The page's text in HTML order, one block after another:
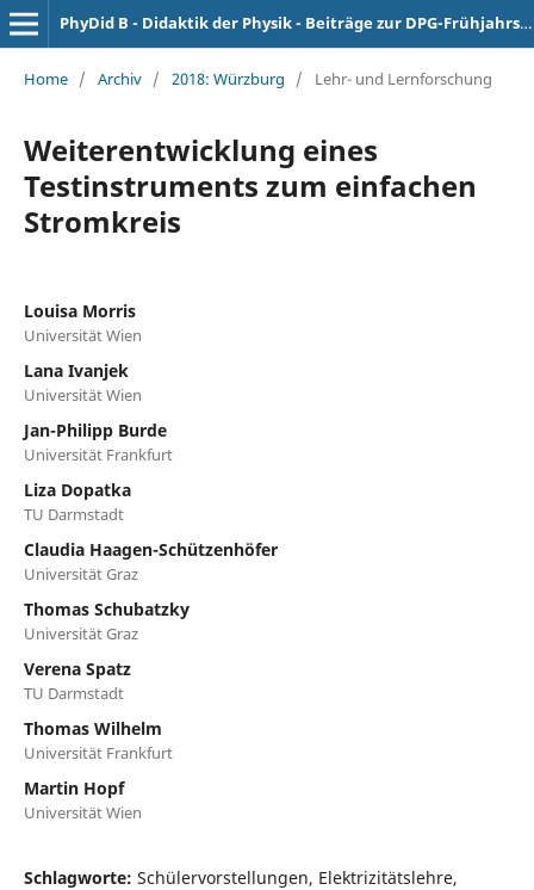
PhyDid B - Didaktik der Physik - Beiträge zur DPG-Frühjahrstagung
Home / Archiv / 2018: Würzburg / Lehr- und Lernforschung
Weiterentwicklung eines
Testinstruments zum einfachen
Stromkreis
Louisa Morris
Universität Wien
Lana Ivanjek
Universität Wien
Jan-Philipp Burde
Universität Frankfurt
Liza Dopatka
TU Darmstadt
Claudia Haagen-Schützenhöfer
Universität Graz
Thomas Schubatzky
Universität Graz
Verena Spatz
TU Darmstadt
Thomas Wilhelm
Universität Frankfurt
Martin Hopf
Universität Wien
Schlagworte: Schülervorstellungen, Elektrizitätslehre,